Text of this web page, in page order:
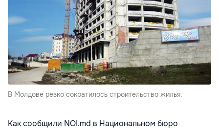
В Молдове резко сократилось строительство жилья.
Как сообщили NOI.md в Национальном бюро